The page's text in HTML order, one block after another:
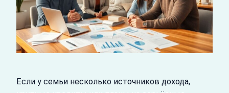
Если у семьи несколько источников дохода,